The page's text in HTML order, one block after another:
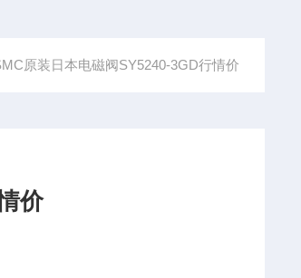
原装日本电磁阀SY5240-3GD行情价
价